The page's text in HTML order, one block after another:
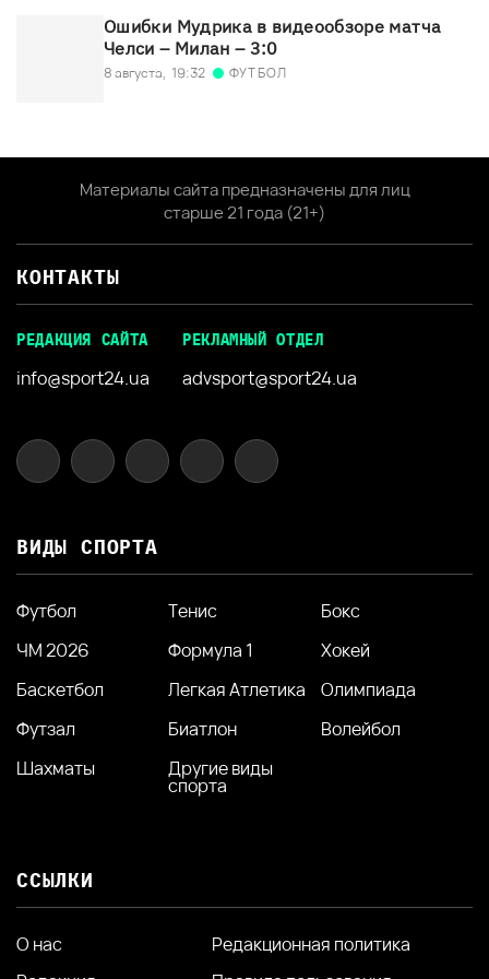
Ошибки Мудрика в видеообзоре матча
Челси – Милан – 3:0
8 августа, 19:32 ФУТБОЛ
Материалы сайта предназначены для лиц
старше 21 года (21+)
КОНТАКТЫ
РЕДАКЦИЯ САЙТА
info@sport24.ua
РЕКЛАМНЫЙ ОТДЕЛ
advsport@sport24.ua
ВИДЫ СПОРТА
Футбол Тенис
Бокс
ЧМ 2026
Формула 1
Хокей
Баскетбол
Легкая Атлетика
Олимпиада
Футзал
Биатлон
Волейбол
Шахматы
Другие виды
спорта
ССЫЛКИ
О нас
Редакционная политика